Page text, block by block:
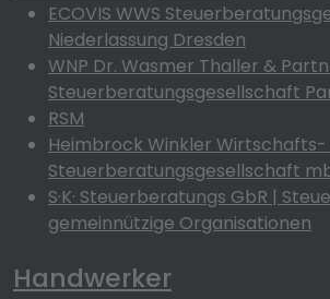
ECOVIS WWS
Niederlassung Dresden
WNP Dr. Wasmer Thaller &
Steuerberatungsgesellschaft
RSM
Heimbrock Winkler Wirtschafts-
Steuerberatungsgesellschaft
S·K· Steuerberatungs GbR |
gemeinnützige Organisationen
Handwerker